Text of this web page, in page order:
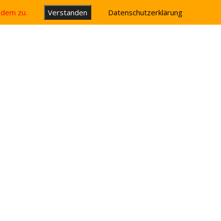
zu. Verstanden Datenschutzerklärung